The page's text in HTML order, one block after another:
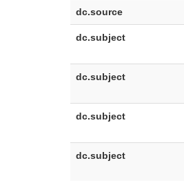
dc.source
dc.subject
dc.subject
dc.subject
dc.subject